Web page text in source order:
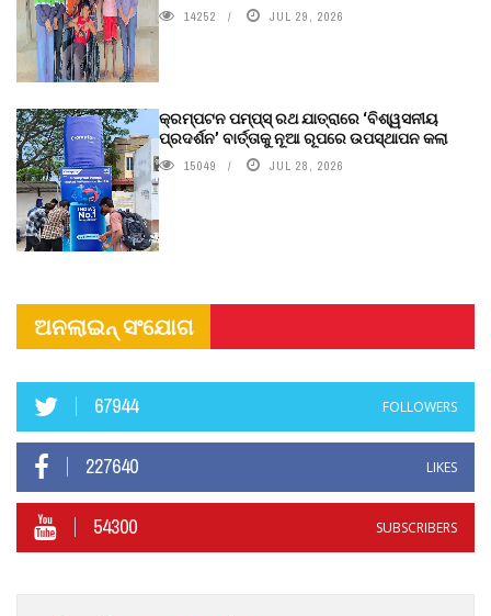
14252 JUL 29, 2026
କ୍ରମ୍ପଟନ ପମ୍ପ୍‌ସ୍‌ ରଥ ଯାତ୍ରାରେ ‘ବିଶ୍ୱସନୀୟ
ପ୍ରଦର୍ଶନ’ ବାର୍ତ୍ତାକୁ ନୂଆ ରୂପରେ ଉପସ୍ଥାପନ କଲା
15049 JUL 28, 2026
ଅନଲାଇନ୍ ସଂଯୋଗ
67944 FOLLOWERS
227640 LIKES
54300 SUBSCRIBERS